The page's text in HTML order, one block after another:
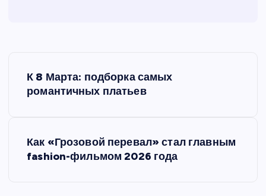
К 8 Марта: подборка самых
романтичных платьев
Как «Грозовой перевал» стал главным
fashion-фильмом 2026 года